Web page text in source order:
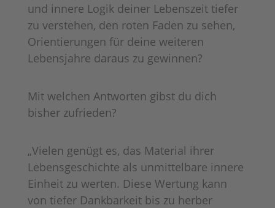
und innere Logik deiner Lebenszeit tiefer
zu verstehen, den roten Faden zu sehen,
Orientierungen für deine weiteren
Lebensjahre daraus zu gewinnen?
Mit welchen Antworten gibst du dich
bisher zufrieden?
„Vielen genügt es, das Material ihrer
Lebensgeschichte als unmittelbare innere
Einheit zu werten. Diese Wertung kann
von tiefer Dankbarkeit bis zu herber